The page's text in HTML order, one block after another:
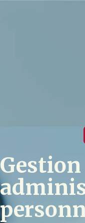
Gestion